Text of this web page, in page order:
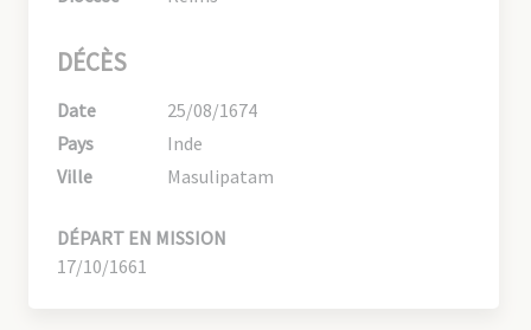
DÉCÈS
Date
25/08/1674
Pays
Inde
Ville
Masulipatam
DÉPART EN MISSION
17/10/1661